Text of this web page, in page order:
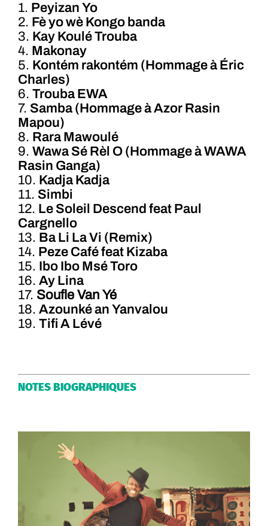
1. Peyizan Yo
2. Fè yo wè Kongo banda
3. Kay Koulé Trouba
4. Makonay
5. Kontém rakontém (Hommage à Éric
Charles)
6. Trouba EWA
7. Samba (Hommage à Azor Rasin
Mapou)
8. Rara Mawoulé
9. Wawa Sé Rèl O (Hommage à WAWA
Rasin Ganga)
10. Kadja Kadja
11. Simbi
12. Le Soleil Descend feat Paul
Cargnello
13. Ba Li La Vi (Remix)
14. Peze Café feat Kizaba
15. Ibo Ibo Msé Toro
16. Ay Lina
17. Soufle Van Yé
18. Azounké an Yanvalou
19. Tifi A Lévé
NOTES BIOGRAPHIQUES